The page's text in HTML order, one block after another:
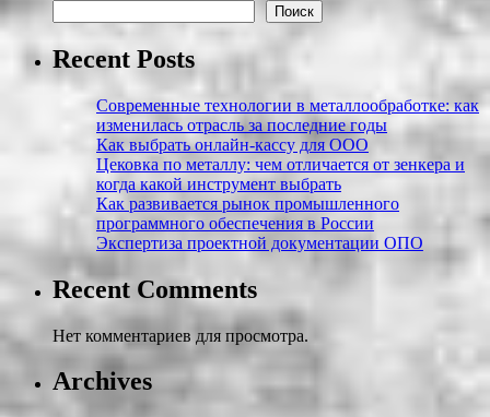
Поиск
Recent Posts
Современные технологии в металлообработке: как
изменилась отрасль за последние годы
Как выбрать онлайн-кассу для ООО
Цековка по металлу: чем отличается от зенкера и
когда какой инструмент выбрать
Как развивается рынок промышленного
программного обеспечения в России
Экспертиза проектной документации ОПО
Recent Comments
Нет комментариев для просмотра.
Archives